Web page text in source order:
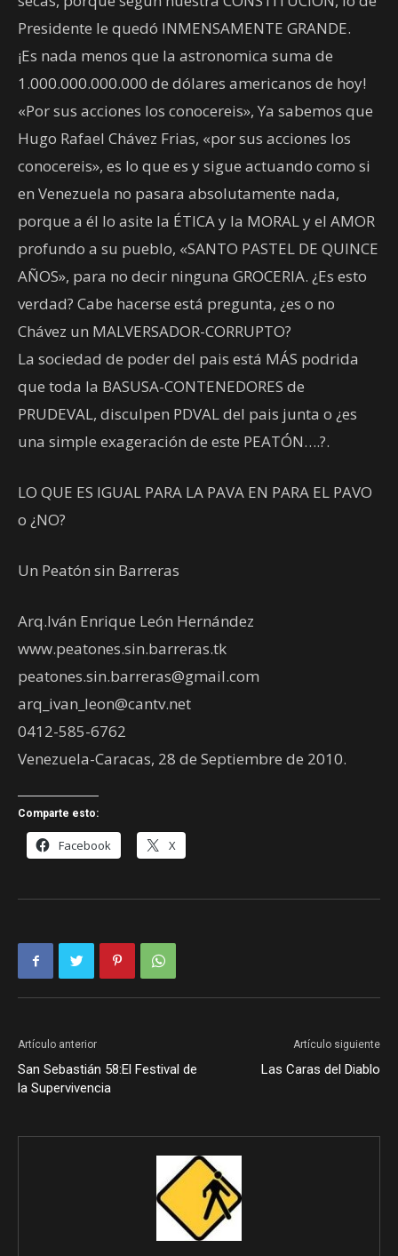
Presidente le quedó INMENSAMENTE GRANDE.
¡Es nada menos que la astronomica suma de
1.000.000.000.000 de dólares americanos de hoy!
«Por sus acciones los conocereis», Ya sabemos que
Hugo Rafael Chávez Frias, «por sus acciones los
conocereis», es lo que es y sigue actuando como si
en Venezuela no pasara absolutamente nada,
porque a él lo asite la ÉTICA y la MORAL y el AMOR
profundo a su pueblo, «SANTO PASTEL DE QUINCE
AÑOS», para no decir ninguna GROCERIA. ¿Es esto
verdad? Cabe hacerse está pregunta, ¿es o no
Chávez un MALVERSADOR-CORRUPTO?
La sociedad de poder del pais está MÁS podrida
que toda la BASUSA-CONTENEDORES de
PRUDEVAL, disculpen PDVAL del pais junta o ¿es
una simple exageración de este PEATÓN….?.
LO QUE ES IGUAL PARA LA PAVA EN PARA EL PAVO
o ¿NO?
Un Peatón sin Barreras
Arq.Iván Enrique León Hernández
www.peatones.sin.barreras.tk
peatones.sin.barreras@gmail.com
arq_ivan_leon@cantv.net
0412-585-6762
Venezuela-Caracas, 28 de Septiembre de 2010.
Comparte esto:
Facebook X
Artículo anterior
San Sebastián 58:El Festival de
la Supervivencia
Artículo siguiente
Las Caras del Diablo